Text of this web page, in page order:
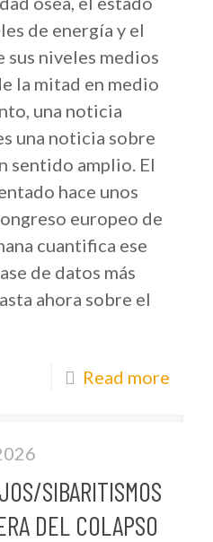
de energía y el
sus niveles medios
la mitad en medio
una noticia
una noticia sobre
sentido amplio. El
hace unos
europeo de
cuantifica ese
de datos más
ahora sobre el
Read more
SIBARITISMOS
DEL COLAPSO